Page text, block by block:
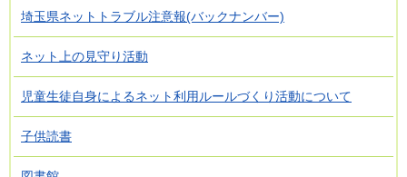
埼玉県ネットトラブル注意報(バックナンバー)
ネット上の見守り活動
児童生徒自身によるネット利用ルールづくり活動について
子供読書